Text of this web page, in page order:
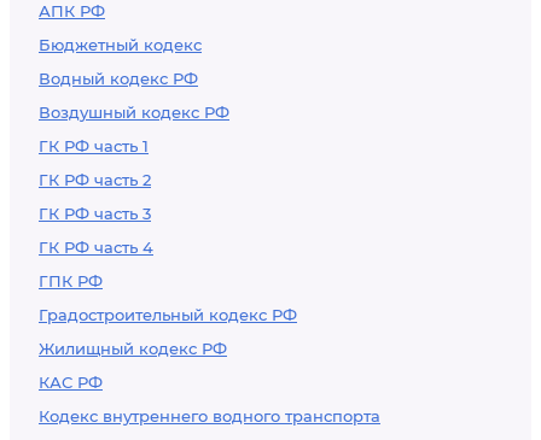
АПК РФ
Бюджетный кодекс
Водный кодекс РФ
Воздушный кодекс РФ
ГК РФ часть 1
ГК РФ часть 2
ГК РФ часть 3
ГК РФ часть 4
ГПК РФ
Градостроительный кодекс РФ
Жилищный кодекс РФ
КАС РФ
Кодекс внутреннего водного транспорта